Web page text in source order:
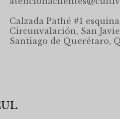
Calzada Pathé #1 esquina,
Circunvalación, San
Santiago de Querétaro,